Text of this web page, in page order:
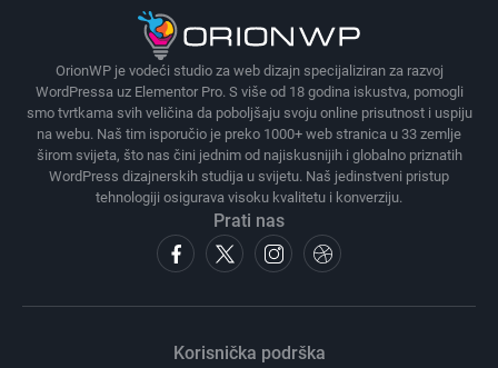
OrionWP je vodeći studio za web dizajn specijaliziran za razvoj
WordPressa uz Elementor Pro. S više od 18 godina iskustva, pomogli
smo tvrtkama svih veličina da poboljšaju svoju online prisutnost i uspiju
na webu. Naš tim isporučio je preko 1000+ web stranica u 33 zemlje
širom svijeta, što nas čini jednim od najiskusnijih i globalno priznatih
WordPress dizajnerskih studija u svijetu. Naš jedinstveni pristup
tehnologiji osigurava visoku kvalitetu i konverziju.
Prati nas
Korisnička podrška